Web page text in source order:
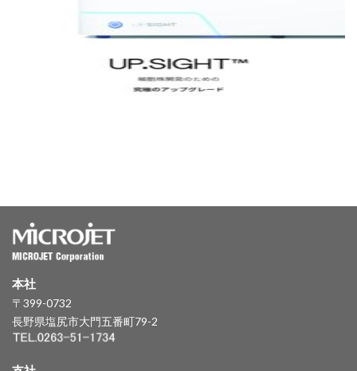
本社
〒399-0732
長野県塩尻市大門五番町79-2